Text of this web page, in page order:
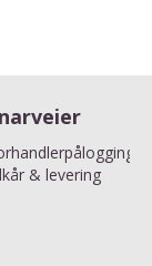
& levering